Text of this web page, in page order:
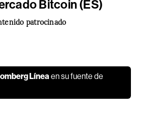
Bitcoin (ES)
patrocinado
Líneaen su fuente de